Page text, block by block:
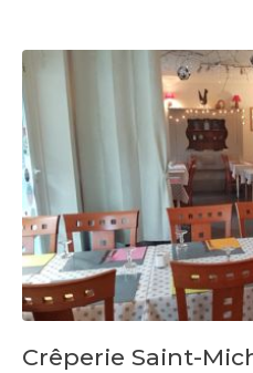
Crêperie Saint-